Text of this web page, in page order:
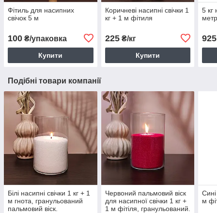
Фітиль для насипних
свічок 5 м
100 ₴/упаковка
Купити
Коричневі насипні свічки 1
кг + 1 м фітиля
225₴/кг
Купити
5 кг
925
Подібні товари компанії
Білі насипні свічки 1 кг + 1
м гнота, гранульований
пальмовий віск.
Червоний пальмовий віск
для насипної свічки 1 кг +
1 м фітіля, гранульований.
м